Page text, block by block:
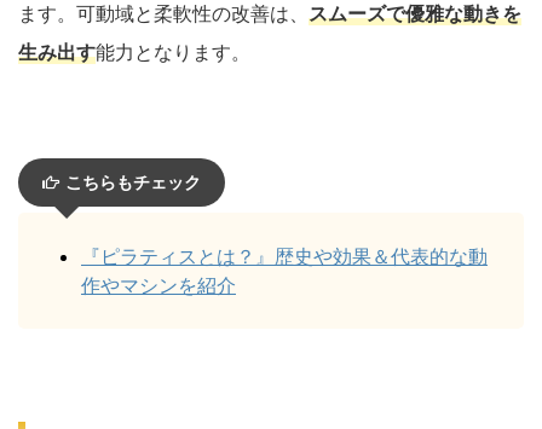
ます。可動域と柔軟性の改善は、 スムーズで優雅な動きを
生み出す能力となります。
こちらもチェック
『ピラティスとは？』歴史や効果＆代表的な動
作やマシンを紹介